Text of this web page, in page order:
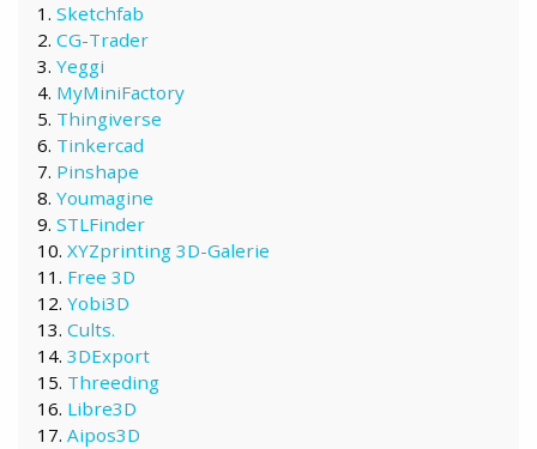
Sketchfab
CG-Trader
Yeggi
MyMiniFactory
Thingiverse
Tinkercad
Pinshape
Youmagine
STLFinder
XYZprinting 3D-Galerie
Free 3D
Yobi3D
Cults.
3DExport
Threeding
Libre3D
Aipos3D